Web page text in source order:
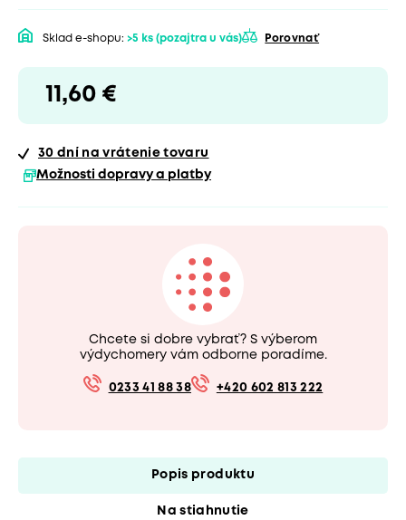
Sklad e-shopu: >5 ks (pozajtra u vás) Porovnať
11,60 €
30 dní na vrátenie tovaru
Možnosti dopravy a platby
Chcete si dobre vybrať? S výberom
výdychomery vám odborne poradíme.
0233 41 88 38 +420 602 813 222
Popis produktu
Na stiahnutie